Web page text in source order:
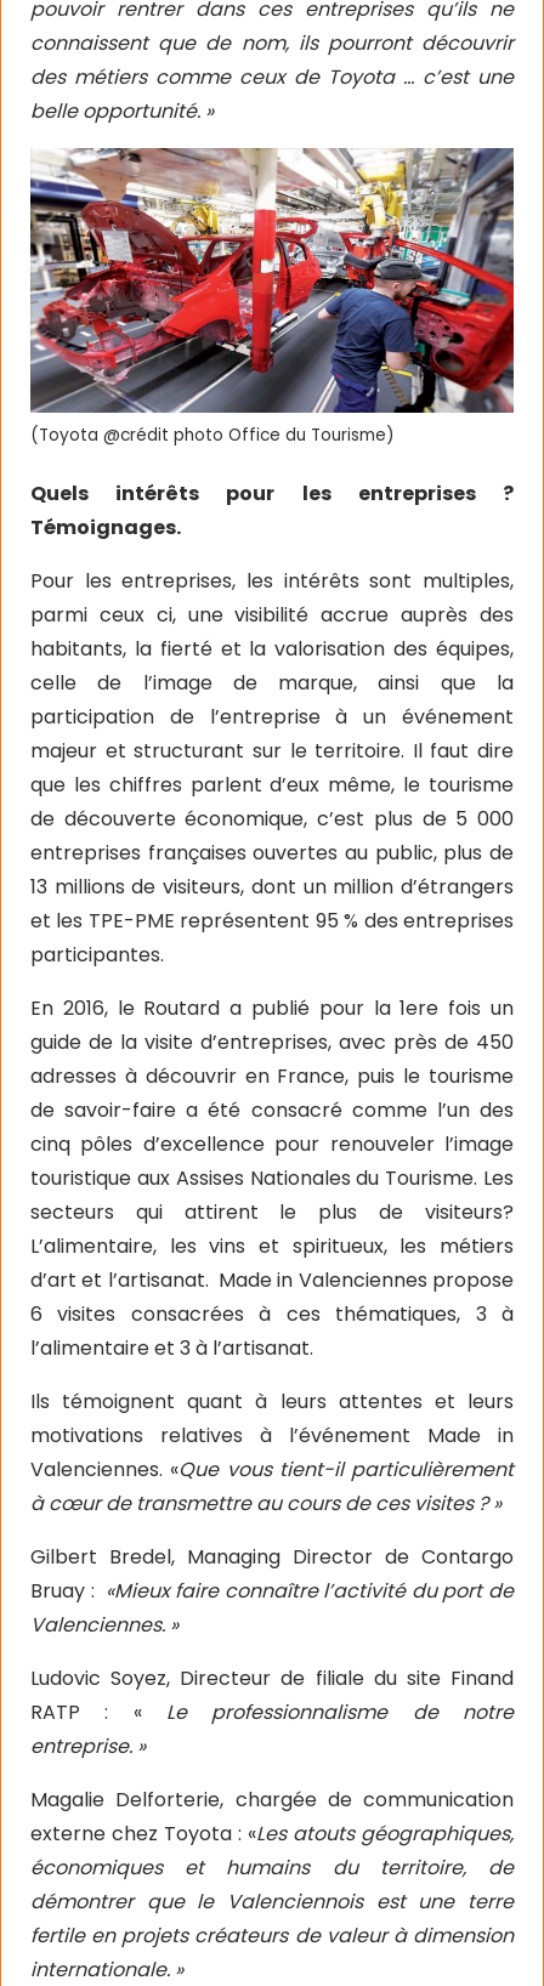
pouvoir rentrer dans ces entreprises qu’ils ne
connaissent que de nom, ils pourront découvrir
des métiers comme ceux de Toyota … c’est une
belle opportunité. »
(Toyota @crédit photo Office du Tourisme)
Quels intérêts pour les entreprises ?
Témoignages.
Pour les entreprises, les intérêts sont multiples,
parmi ceux ci, une visibilité accrue auprès des
habitants, la fierté et la valorisation des équipes,
celle de l’image de marque, ainsi que la
participation de l’entreprise à un événement
majeur et structurant sur le territoire. Il faut dire
que les chiffres parlent d’eux même, le tourisme
de découverte économique, c’est plus de 5 000
entreprises françaises ouvertes au public, plus de
13 millions de visiteurs, dont un million d’étrangers
et les TPE-PME représentent 95 % des entreprises
participantes.
En 2016, le Routard a publié pour la 1ere fois un
guide de la visite d’entreprises, avec près de 450
adresses à découvrir en France, puis le tourisme
de savoir-faire a été consacré comme l’un des
cinq pôles d’excellence pour renouveler l’image
touristique aux Assises Nationales du Tourisme. Les
secteurs qui attirent le plus de visiteurs?
L’alimentaire, les vins et spiritueux, les métiers
d’art et l’artisanat. Made in Valenciennes propose
6 visites consacrées à ces thématiques, 3 à
l’alimentaire et 3 à l’artisanat.
Ils témoignent quant à leurs attentes et leurs
motivations relatives à l’événement Made in
Valenciennes. «Que vous tient-il particulièrement
à cœur de transmettre au cours de ces visites ? »
Gilbert Bredel, Managing Director de Contargo
Bruay : «Mieux faire connaître l’activité du port de
Valenciennes. »
Ludovic Soyez, Directeur de filiale du site Finand
RATP : « Le professionnalisme de notre
entreprise. »
Magalie Delforterie, chargée de communication
externe chez Toyota : «Les atouts géographiques,
économiques et humains du territoire, de
démontrer que le Valenciennois est une terre
fertile en projets créateurs de valeur à dimension
internationale. »